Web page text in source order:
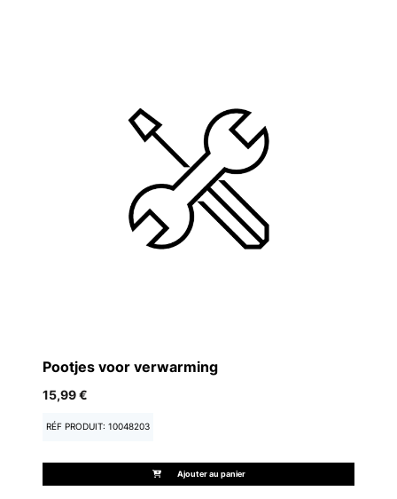
Pootjes voor verwarming
15,99 €
RÉF PRODUIT: 10048203
Ajouter au panier